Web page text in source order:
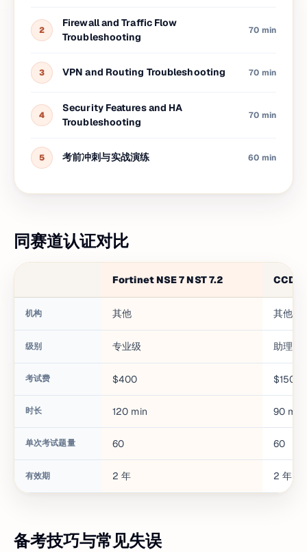
2
Firewall and Traffic Flow
Troubleshooting
70 min
3 VPN and Routing Troubleshooting 70 min
4
Security Features and HA
Troubleshooting
70 min
5 考前冲刺与实战演练 60 min
同赛道认证对比
Fortinet NSE 7 NST 7.2
机构 其他 其他
级别 专业级 助理级
考试费 $400 $150
时长 120 min 90 min
单次考试题量 60 60
有效期 2 年 2 年
备考技巧与常见失误